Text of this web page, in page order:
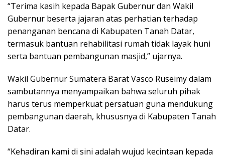
“Terima kasih kepada Bapak Gubernur dan Wakil
Gubernur beserta jajaran atas perhatian terhadap
penanganan bencana di Kabupaten Tanah Datar,
termasuk bantuan rehabilitasi rumah tidak layak huni
serta bantuan pembangunan masjid,” ujarnya.
Wakil Gubernur Sumatera Barat Vasco Ruseimy dalam
sambutannya menyampaikan bahwa seluruh pihak
harus terus memperkuat persatuan guna mendukung
pembangunan daerah, khususnya di Kabupaten Tanah
Datar.
“Kehadiran kami di sini adalah wujud kecintaan kepada